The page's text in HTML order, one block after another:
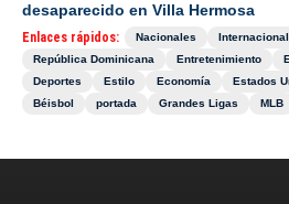
desaparecido en Villa Hermosa
Enlaces rápidos: Nacionales
República Dominicana
Entretenimiento
Deportes
Estilo Economía Estados
Béisbol
portada Grandes Ligas MLB